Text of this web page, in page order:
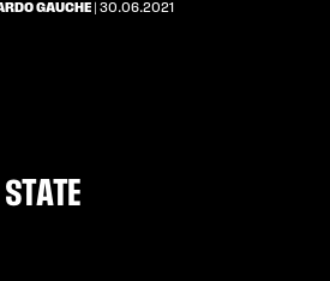
GAUCHE | 30.06.2021